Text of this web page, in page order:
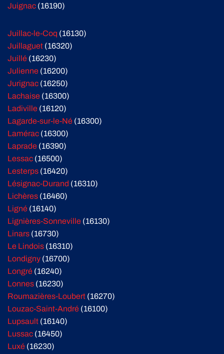
Juignac (16190)
Juillac-le-Coq (16130)
Juillaguet (16320)
Juillé (16230)
Julienne (16200)
Jurignac (16250)
Lachaise (16300)
Ladiville (16120)
Lagarde-sur-le-Né (16300)
Lamérac (16300)
Laprade (16390)
Lessac (16500)
Lesterps (16420)
Lésignac-Durand (16310)
Lichères (16460)
Ligné (16140)
Lignières-Sonneville (16130)
Linars (16730)
Le Lindois (16310)
Londigny (16700)
Longré (16240)
Lonnes (16230)
Roumazières-Loubert (16270)
Louzac-Saint-André (16100)
Lupsault (16140)
Lussac (16450)
Luxé (16230)